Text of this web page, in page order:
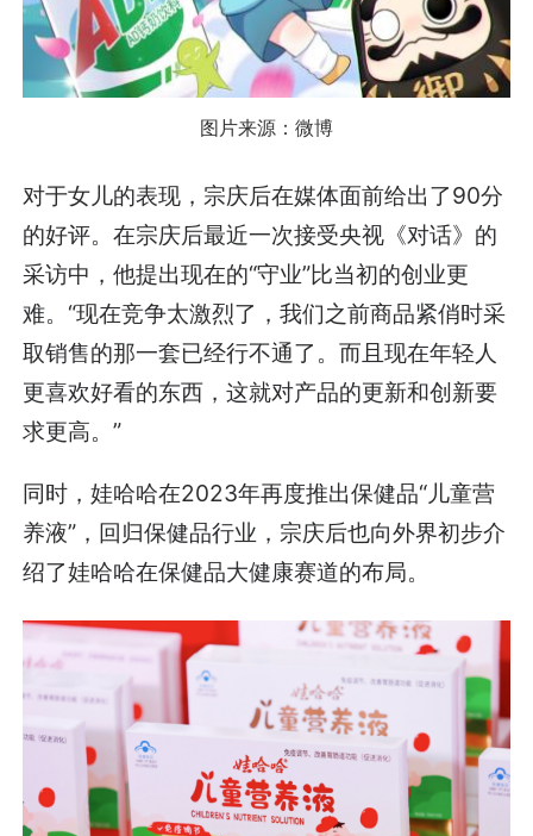
图片来源：微博
对于女儿的表现，宗庆后在媒体面前给出了90分
的好评。在宗庆后最近一次接受央视《对话》的
采访中，他提出现在的“守业”比当初的创业更
难。“现在竞争太激烈了，我们之前商品紧俏时采
取销售的那一套已经行不通了。而且现在年轻人
更喜欢好看的东西，这就对产品的更新和创新要
求更高。”
同时，娃哈哈在2023年再度推出保健品“儿童营
养液”，回归保健品行业，宗庆后也向外界初步介
绍了娃哈哈在保健品大健康赛道的布局。